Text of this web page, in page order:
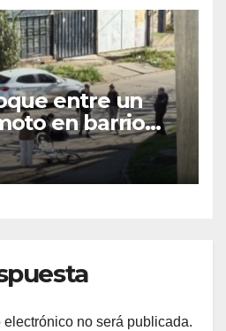
entre un
en barrio
quedó
la calzada
no será publicada.